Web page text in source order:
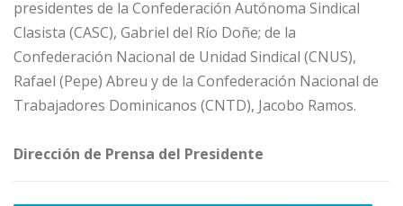
presidentes de la Confederación Autónoma Sindical
Clasista (CASC), Gabriel del Río Doñe; de la
Confederación Nacional de Unidad Sindical (CNUS),
Rafael (Pepe) Abreu y de la Confederación Nacional de
Trabajadores Dominicanos (CNTD), Jacobo Ramos.
Dirección de Prensa del Presidente